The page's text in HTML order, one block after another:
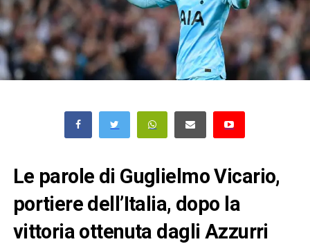
Le parole di Guglielmo Vicario,
portiere dell’Italia, dopo la
vittoria ottenuta dagli Azzurri